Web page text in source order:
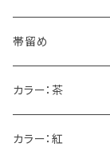
帯留め
カラー：茶
カラー：紅